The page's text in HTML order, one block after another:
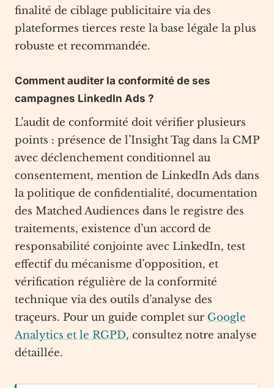
finalité de ciblage publicitaire via des
plateformes tierces reste la base légale la plus
robuste et recommandée.
Comment auditer la conformité de ses
campagnes LinkedIn Ads ?
L’audit de conformité doit vérifier plusieurs
points : présence de l’Insight Tag dans la CMP
avec déclenchement conditionnel au
consentement, mention de LinkedIn Ads dans
la politique de confidentialité, documentation
des Matched Audiences dans le registre des
traitements, existence d’un accord de
responsabilité conjointe avec LinkedIn, test
effectif du mécanisme d’opposition, et
vérification régulière de la conformité
technique via des outils d’analyse des
traçeurs. Pour un guide complet sur Google
Analytics et le RGPD, consultez notre analyse
détaillée.